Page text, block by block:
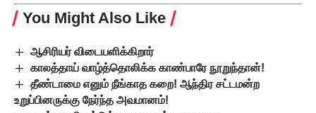
You Might Also Like
ஆசிரியர் விடையளிக்கிறார்
காலத்தாய் வாழ்த்தொலிக்க காண்பாரே நூறுந்தான்!
தீண்டாமை எனும் நீங்காத கறை! ஆந்திர சட்டமன்ற
உறுப்பினருக்கு நேர்ந்த அவமானம்!